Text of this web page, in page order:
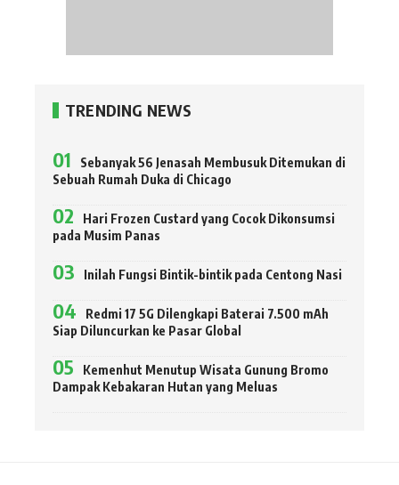
TRENDING NEWS
Sebanyak 56 Jenasah Membusuk Ditemukan di
Sebuah Rumah Duka di Chicago
Hari Frozen Custard yang Cocok Dikonsumsi
pada Musim Panas
Inilah Fungsi Bintik-bintik pada Centong Nasi
Redmi 17 5G Dilengkapi Baterai 7.500 mAh
Siap Diluncurkan ke Pasar Global
Kemenhut Menutup Wisata Gunung Bromo
Dampak Kebakaran Hutan yang Meluas